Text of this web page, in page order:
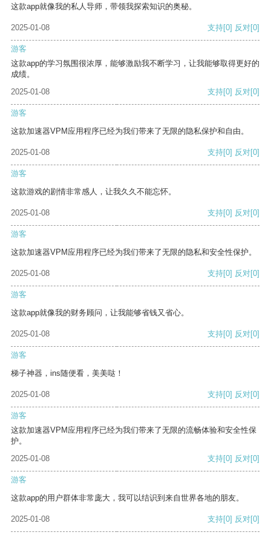
这款app就像我的私人导师，带领我探索知识的奥秘。
2025-01-08 支持[0] 反对[0]
游客
这款app的学习氛围很浓厚，能够激励我不断学习，让我能够取得更好的
成绩。
2025-01-08
支持[0] 反对[0]
游客
这款加速器VPM应用程序已经为我们带来了无限的隐私保护和自由。
2025-01-08 支持[0] 反对[0]
游客
这款游戏的剧情非常感人，让我久久不能忘怀。
2025-01-08 支持[0] 反对[0]
游客
这款加速器VPM应用程序已经为我们带来了无限的隐私和安全性保护。
2025-01-08 支持[0] 反对[0]
游客
这款app就像我的财务顾问，让我能够省钱又省心。
2025-01-08 支持[0] 反对[0]
游客
梯子神器，ins随便看，美美哒！
2025-01-08 支持[0] 反对[0]
游客
这款加速器VPM应用程序已经为我们带来了无限的流畅体验和安全性保
护。
2025-01-08
支持[0] 反对[0]
游客
这款app的用户群体非常庞大，我可以结识到来自世界各地的朋友。
2025-01-08 支持[0] 反对[0]